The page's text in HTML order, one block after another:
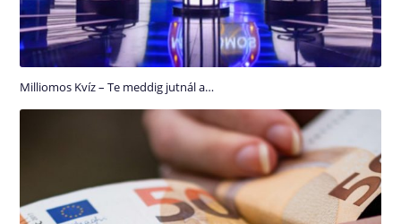
Milliomos Kvíz – Te meddig jutnál a…